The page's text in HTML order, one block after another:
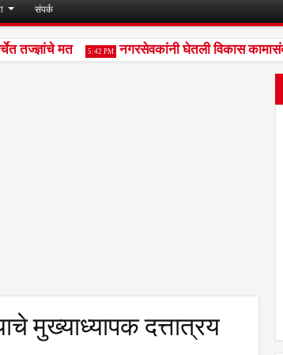
संपर्क
मत 5:42 PM नगरसेवकांनी घेतली विकास
मुख्याध्यापक दत्तात्रय